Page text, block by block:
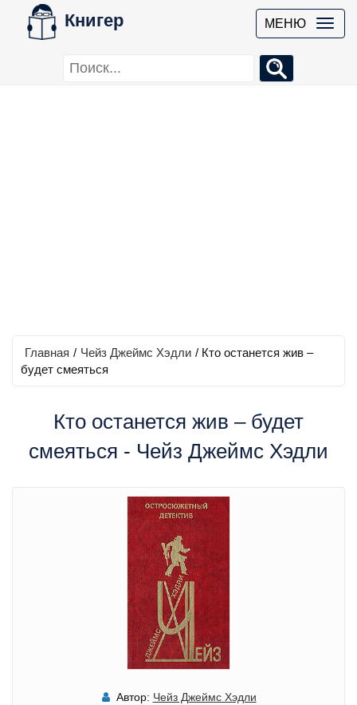
Книгер МЕНЮ
Главная / Чейз Джеймс Хэдли / Кто останется жив –
будет смеяться
Кто останется жив – будет
смеяться - Чейз Джеймс Хэдли
Автор: Чейз Джеймс Хэдли